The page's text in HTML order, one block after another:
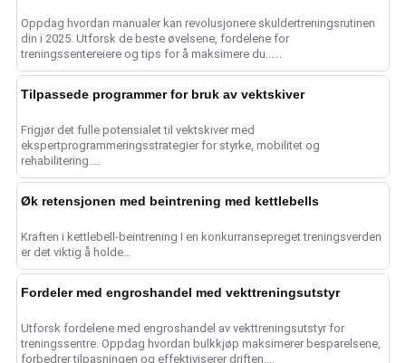
Oppdag hvordan manualer kan revolusjonere skuldertreningsrutinen
din i 2025. Utforsk de beste øvelsene, fordelene for
treningssentereiere og tips for å maksimere du......
Tilpassede programmer for bruk av vektskiver
Frigjør det fulle potensialet til vektskiver med
ekspertprogrammeringsstrategier for styrke, mobilitet og
rehabilitering....
Øk retensjonen med beintrening med kettlebells
Kraften i kettlebell-beintrening I en konkurransepreget treningsverden
er det viktig å holde...
Fordeler med engroshandel med vekttreningsutstyr
Utforsk fordelene med engroshandel av vekttreningsutstyr for
treningssentre. Oppdag hvordan bulkkjøp maksimerer besparelsene,
forbedrer tilpasningen og effektiviserer driften....